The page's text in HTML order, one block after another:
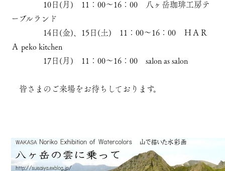
10日(月) 11：00～16：00 八ヶ岳珈琲工房テ
ーブルランド
14日(金)、15日(土) 11：00～16：00 ＨＡＲ
Ａ peko kitchen
17日(月) 11：00～16：00 salon as salon
皆さまのご来場をお待ちしております。